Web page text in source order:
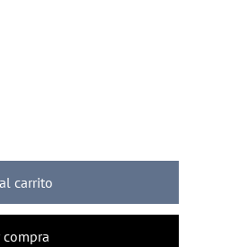
carrito
compra